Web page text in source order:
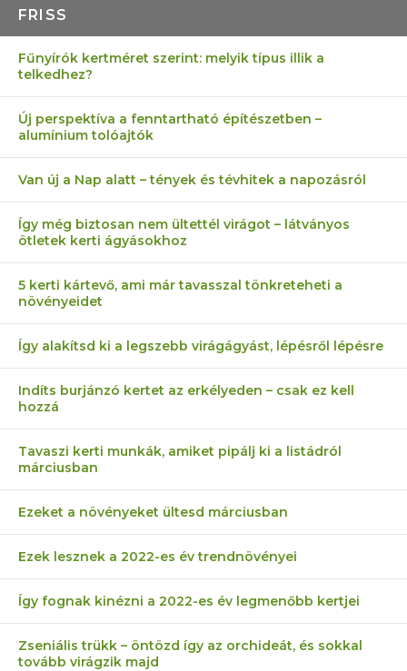
FRISS
Fűnyírók kertméret szerint: melyik típus illik a
telkedhez?
Új perspektíva a fenntartható építészetben –
alumínium tolóajtók
Van új a Nap alatt – tények és tévhitek a napozásról
Így még biztosan nem ültettél virágot – látványos
ötletek kerti ágyásokhoz
5 kerti kártevő, ami már tavasszal tönkreteheti a
növényeidet
Így alakítsd ki a legszebb virágágyást, lépésről lépésre
Indíts burjánzó kertet az erkélyeden – csak ez kell
hozzá
Tavaszi kerti munkák, amiket pipálj ki a listádról
márciusban
Ezeket a növényeket ültesd márciusban
Ezek lesznek a 2022-es év trendnövényei
Így fognak kinézni a 2022-es év legmenőbb kertjei
Zseniális trükk – öntözd így az orchideát, és sokkal
tovább virágzik majd